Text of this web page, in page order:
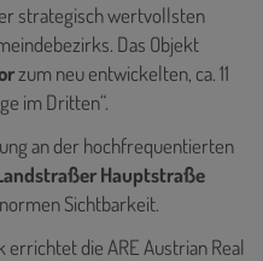
strategisch wertvollsten
Das Objekt
zum neu entwickelten, ca. 11
im Dritten“.
an der hochfrequentierten
Hauptstraße
Sichtbarkeit.
die ARE Austrian Real